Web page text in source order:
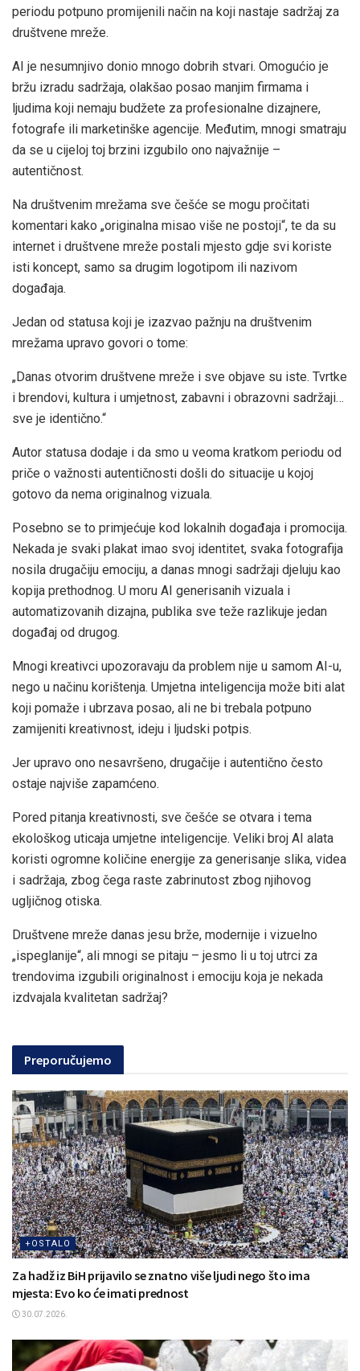
periodu potpuno promijenili način na koji nastaje sadržaj za
društvene mreže.
AI je nesumnjivo donio mnogo dobrih stvari. Omogućio je
bržu izradu sadržaja, olakšao posao manjim firmama i
ljudima koji nemaju budžete za profesionalne dizajnere,
fotografe ili marketinške agencije. Međutim, mnogi smatraju
da se u cijeloj toj brzini izgubilo ono najvažnije –
autentičnost.
Na društvenim mrežama sve češće se mogu pročitati
komentari kako „originalna misao više ne postoji“, te da su
internet i društvene mreže postali mjesto gdje svi koriste
isti koncept, samo sa drugim logotipom ili nazivom
događaja.
Jedan od statusa koji je izazvao pažnju na društvenim
mrežama upravo govori o tome:
„Danas otvorim društvene mreže i sve objave su iste. Tvrtke
i brendovi, kultura i umjetnost, zabavni i obrazovni sadržaji…
sve je identično.“
Autor statusa dodaje i da smo u veoma kratkom periodu od
priče o važnosti autentičnosti došli do situacije u kojoj
gotovo da nema originalnog vizuala.
Posebno se to primjećuje kod lokalnih događaja i promocija.
Nekada je svaki plakat imao svoj identitet, svaka fotografija
nosila drugačiju emociju, a danas mnogi sadržaji djeluju kao
kopija prethodnog. U moru AI generisanih vizuala i
automatizovanih dizajna, publika sve teže razlikuje jedan
događaj od drugog.
Mnogi kreativci upozoravaju da problem nije u samom AI-u,
nego u načinu korištenja. Umjetna inteligencija može biti alat
koji pomaže i ubrzava posao, ali ne bi trebala potpuno
zamijeniti kreativnost, ideju i ljudski potpis.
Jer upravo ono nesavršeno, drugačije i autentično često
ostaje najviše zapamćeno.
Pored pitanja kreativnosti, sve češće se otvara i tema
ekološkog uticaja umjetne inteligencije. Veliki broj AI alata
koristi ogromne količine energije za generisanje slika, videa
i sadržaja, zbog čega raste zabrinutost zbog njihovog
ugljičnog otiska.
Društvene mreže danas jesu brže, modernije i vizuelno
„ispeglanije“, ali mnogi se pitaju – jesmo li u toj utrci za
trendovima izgubili originalnost i emociju koja je nekada
izdvajala kvalitetan sadržaj?
Preporučujemo
+OSTALO
Za hadž iz BiH prijavilo se znatno više ljudi nego što ima
mjesta: Evo ko će imati prednost
30.07.2026.